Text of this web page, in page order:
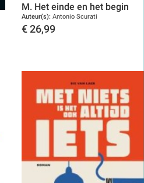
M. Het einde en het begin
Auteur(s): Antonio Scurati
€ 26,99